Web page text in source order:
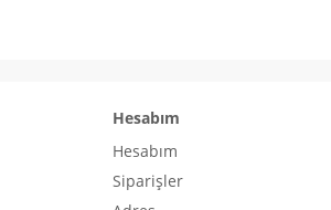
Hesabım
Hesabım
Siparişler